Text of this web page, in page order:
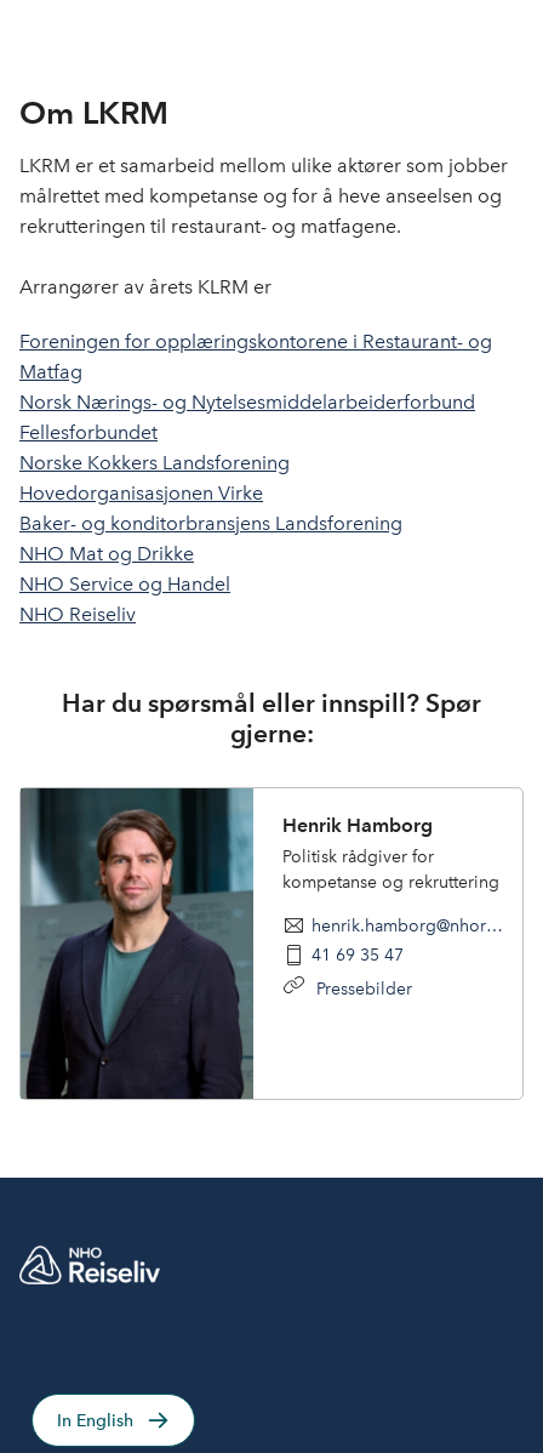
Om LKRM
LKRM er et samarbeid mellom ulike aktører som jobber
målrettet med kompetanse og for å heve anseelsen og
rekrutteringen til restaurant- og matfagene.
Arrangører av årets KLRM er
Foreningen for opplæringskontorene i Restaurant- og
Matfag
Norsk Nærings- og Nytelsesmiddelarbeiderforbund
Fellesforbundet
Norske Kokkers Landsforening
Hovedorganisasjonen Virke
Baker- og konditorbransjens Landsforening
NHO Mat og Drikke
NHO Service og Handel
NHO Reiseliv
Har du spørsmål eller innspill? Spør
gjerne:
Henrik Hamborg
Politisk rådgiver for
kompetanse og rekruttering
henrik.hamborg@nhoreiseliv.no
41 69 35 47
Pressebilder
In English